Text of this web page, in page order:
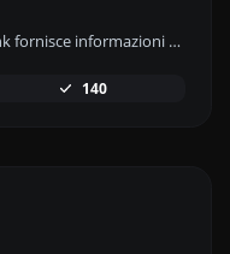
Lo strumento di ricerca IP di Digily Link fornisce informazioni dettagliate su qualsiasi indirizzo IP. Utilizza questo servizio online gratuito per ottenere dati IP completi.
140